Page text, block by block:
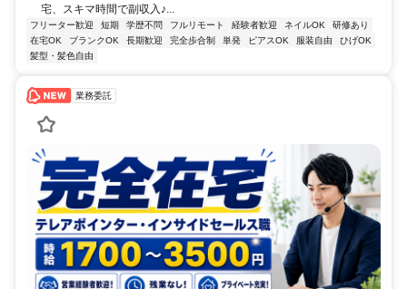
宅、スキマ時間で副収入♪...
フリーター歓迎 短期 学歴不問 フルリモート 経験者歓迎 ネイルOK
研修あり
在宅OK
ブランクOK 長期歓迎 完全歩合制 単発 ピアスOK 服装自由
ひげOK
髪型・髪色自由
業務委託